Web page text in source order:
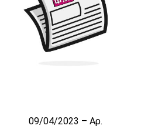
09/04/2023 – Αρ.